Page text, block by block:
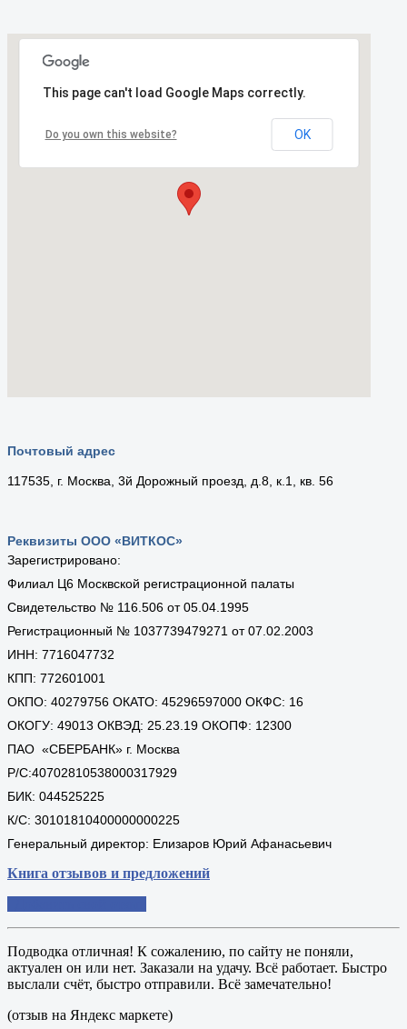
This page can't load Google Maps correctly.
Do you own this website? OK
Почтовый адрес
117535, г. Москва, 3й Дорожный проезд, д.8, к.1, кв. 56
Реквизиты ООО «ВИТКОС»
Зарегистрировано:
Филиал Ц6 Москвской регистрационной палаты
Свидетельство № 116.506 от 05.04.1995
Регистрационный № 1037739479271 от 07.02.2003
ИНН: 7716047732
КПП: 772601001
ОКПО: 40279756 ОКАТО: 45296597000 ОКФС: 16
ОКОГУ: 49013 ОКВЭД: 25.23.19 ОКОПФ: 12300
ПАО «СБЕРБАНК» г. Москва
Р/С:40702810538000317929
БИК: 044525225
К/С: 30101810400000000225
Генеральный директор: Елизаров Юрий Афанасьевич
Книга отзывов и предложений
Подводка отличная! К сожалению, по сайту не поняли,
актуален он или нет. Заказали на удачу. Всё работает. Быстро
выслали счёт, быстро отправили. Всё замечательно!
(отзыв на Яндекс маркете)